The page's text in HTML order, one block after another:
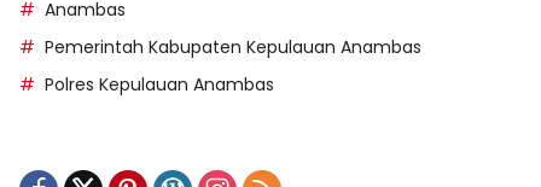
Anambas
Pemerintah Kabupaten Kepulauan Anambas
Polres Kepulauan Anambas